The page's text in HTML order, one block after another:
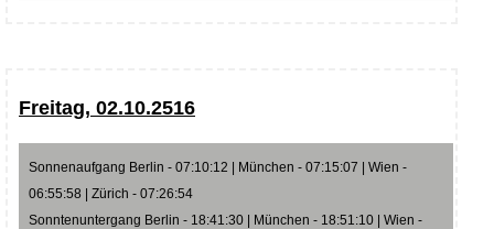
Freitag, 02.10.2516
Sonnenaufgang Berlin - 07:10:12 | München - 07:15:07 | Wien -
06:55:58 | Zürich - 07:26:54
Sonntenuntergang Berlin - 18:41:30 | München - 18:51:10 | Wien -